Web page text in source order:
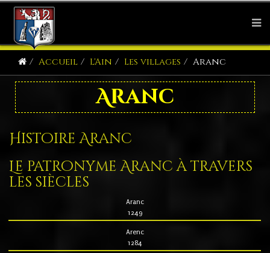
Accueil L'Ain Les villages Aranc
Aranc
Histoire Aranc
Le patronyme Aranc à travers
les siècles
Aranc
1249
Arenc
1284